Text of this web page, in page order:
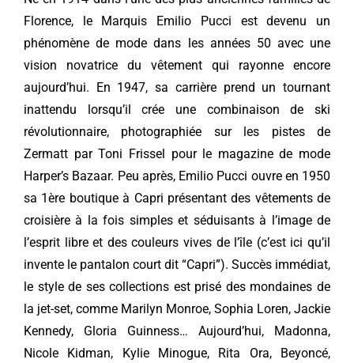
Florence, le Marquis Emilio Pucci est devenu un
phénomène de mode dans les années 50 avec une
vision novatrice du vêtement qui rayonne encore
aujourd’hui. En 1947, sa carrière prend un tournant
inattendu lorsqu’il crée une combinaison de ski
révolutionnaire, photographiée sur les pistes de
Zermatt par Toni Frissel pour le magazine de mode
Harper’s Bazaar. Peu après, Emilio Pucci ouvre en 1950
sa 1ère boutique à Capri présentant des vêtements de
croisière à la fois simples et séduisants à l’image de
l’esprit libre et des couleurs vives de l’île (c’est ici qu’il
invente le pantalon court dit “Capri”). Succès immédiat,
le style de ses collections est prisé des mondaines de
la jet-set, comme Marilyn Monroe, Sophia Loren, Jackie
Kennedy, Gloria Guinness… Aujourd’hui, Madonna,
Nicole Kidman, Kylie Minogue, Rita Ora, Beyoncé,